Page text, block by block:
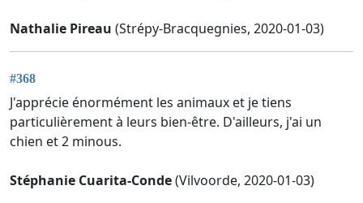
Nathalie Pireau (Strépy-Bracquegnies, 2020-01-03)
#368
J'apprécie énormément les animaux et je tiens
particulièrement à leurs bien-être. D'ailleurs, j'ai un
chien et 2 minous.
Stéphanie Cuarita-Conde(Vilvoorde, 2020-01-03)